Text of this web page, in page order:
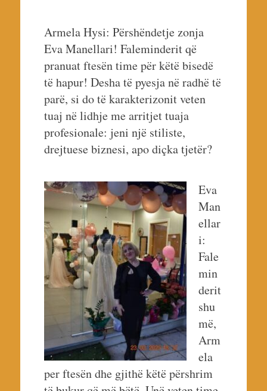
Armela Hysi: Përshëndetje zonja
Eva Manellari! Faleminderit që
pranuat ftesën time për këtë bisedë
të hapur! Desha të pyesja në radhë të
parë, si do të karakterizonit veten
tuaj në lidhje me arritjet tuaja
profesionale: jeni një stiliste,
drejtuese biznesi, apo diçka tjetër?
Eva
Man
ellar
i:
Fale
min
derit
shu
më,
Arm
ela
per ftesën dhe gjithë këtë përshrim